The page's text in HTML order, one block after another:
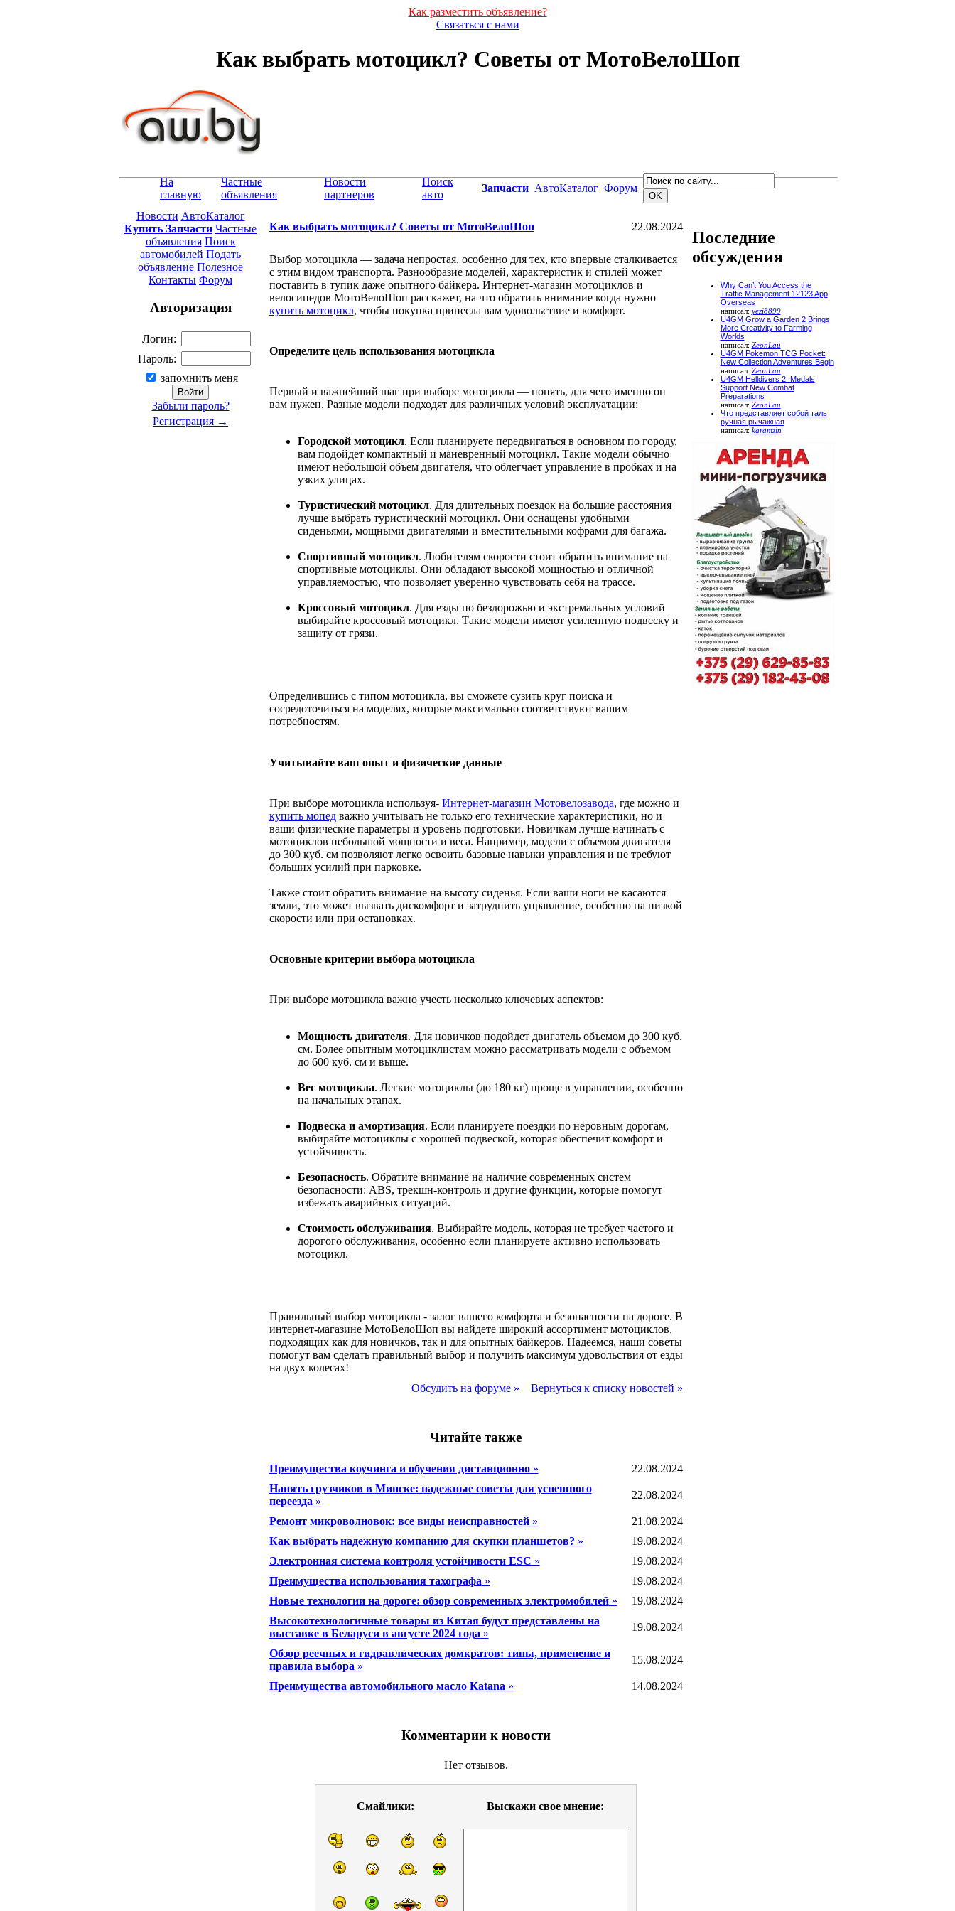
Как разместить объявление?
Связаться с нами
Как выбрать мотоцикл? Советы от МотоВелоШоп
На
главную
Частные
объявления
Новости
партнеров
Поиск
авто
Запчасти АвтоКаталог Форум
Новости АвтоКаталог
Купить Запчасти Частные
объявления Поиск
автомобилей Подать
объявление Полезное
Контакты Форум
Авторизация
Логин:
Пароль:
запомнить меня
Забыли пароль?
Регистрация →
Как выбрать мотоцикл? Советы от МотоВелоШоп 22.08.2024
Выбор мотоцикла — задача непростая, особенно для тех, кто впервые сталкивается
с этим видом транспорта. Разнообразие моделей, характеристик и стилей может
поставить в тупик даже опытного байкера. Интернет-магазин мотоциклов и
велосипедов МотоВелоШоп расскажет, на что обратить внимание когда нужно
купить мотоцикл, чтобы покупка принесла вам удовольствие и комфорт.
Определите цель использования мотоцикла
Первый и важнейший шаг при выборе мотоцикла — понять, для чего именно он
вам нужен. Разные модели подходят для различных условий эксплуатации:
Городской мотоцикл. Если планируете передвигаться в основном по городу,
вам подойдет компактный и маневренный мотоцикл. Такие модели обычно
имеют небольшой объем двигателя, что облегчает управление в пробках и на
узких улицах.
Туристический мотоцикл. Для длительных поездок на большие расстояния
лучше выбрать туристический мотоцикл. Они оснащены удобными
сиденьями, мощными двигателями и вместительными кофрами для багажа.
Спортивный мотоцикл. Любителям скорости стоит обратить внимание на
спортивные мотоциклы. Они обладают высокой мощностью и отличной
управляемостью, что позволяет уверенно чувствовать себя на трассе.
Кроссовый мотоцикл. Для езды по бездорожью и экстремальных условий
выбирайте кроссовый мотоцикл. Такие модели имеют усиленную подвеску и
защиту от грязи.
Определившись с типом мотоцикла, вы сможете сузить круг поиска и
сосредоточиться на моделях, которые максимально соответствуют вашим
потребностям.
Учитывайте ваш опыт и физические данные
При выборе мотоцикла используя- Интернет-магазин Мотовелозавода, где можно и
купить мопедважно учитывать не только его технические характеристики, но и
ваши физические параметры и уровень подготовки. Новичкам лучше начинать с
мотоциклов небольшой мощности и веса. Например, модели с объемом двигателя
до 300 куб. см позволяют легко освоить базовые навыки управления и не требуют
больших усилий при парковке.
Также стоит обратить внимание на высоту сиденья. Если ваши ноги не касаются
земли, это может вызвать дискомфорт и затруднить управление, особенно на низкой
скорости или при остановках.
Основные критерии выбора мотоцикла
При выборе мотоцикла важно учесть несколько ключевых аспектов:
Мощность двигателя. Для новичков подойдет двигатель объемом до 300 куб.
см. Более опытным мотоциклистам можно рассматривать модели с объемом
до 600 куб. см и выше.
Вес мотоцикла. Легкие мотоциклы (до 180 кг) проще в управлении, особенно
на начальных этапах.
Подвеска и амортизация. Если планируете поездки по неровным дорогам,
выбирайте мотоциклы с хорошей подвеской, которая обеспечит комфорт и
устойчивость.
Безопасность. Обратите внимание на наличие современных систем
безопасности: ABS, трекшн-контроль и другие функции, которые помогут
избежать аварийных ситуаций.
Стоимость обслуживания. Выбирайте модель, которая не требует частого и
дорогого обслуживания, особенно если планируете активно использовать
мотоцикл.
Правильный выбор мотоцикла - залог вашего комфорта и безопасности на дороге. В
интернет-магазине МотоВелоШоп вы найдете широкий ассортимент мотоциклов,
подходящих как для новичков, так и для опытных байкеров. Надеемся, наши советы
помогут вам сделать правильный выбор и получить максимум удовольствия от езды
на двух колесах!
Обсудить на форуме »
Вернуться к списку новостей »
Читайте также
Преимущества коучинга и обучения дистанционно»
22.08.2024
Нанять грузчиков в Минске: надежные советы для успешного
переезда »
22.08.2024
Ремонт микроволновок: все виды неисправностей»
21.08.2024
Как выбрать надежную компанию для скупки планшетов? »
19.08.2024
Электронная система контроля устойчивости ESC »
19.08.2024
Преимущества использования тахографа »
19.08.2024
Новые технологии на дороге: обзор современных электромобилей»
19.08.2024
Высокотехнологичные товары из Китая будут представлены на
выставке в Беларуси в августе 2024 года »
19.08.2024
Обзор реечных и гидравлических домкратов: типы, применение и
правила выбора »
15.08.2024
Преимущества автомобильного масло Katana » 14.08.2024
Комментарии к новости
Нет отзывов.
Смайлики: Выскажи свое мнение:
Последние
обсуждения
Why Can’t You Access the
Traffic Management 12123 App
Overseas
написал: yezi8899
U4GM Grow a Garden 2 Brings
More Creativity to Farming
Worlds
написал: ZeonLau
U4GM Pokemon TCG Pocket:
New Collection Adventures Begin
написал: ZeonLau
U4GM Helldivers 2: Medals
Support New Combat
Preparations
написал: ZeonLau
Что представляет собой таль
ручная рычажная
написал: karamzin